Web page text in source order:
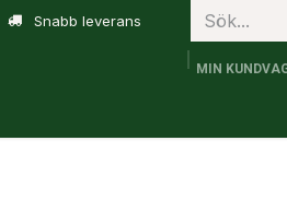
Snabb leverans
MIN